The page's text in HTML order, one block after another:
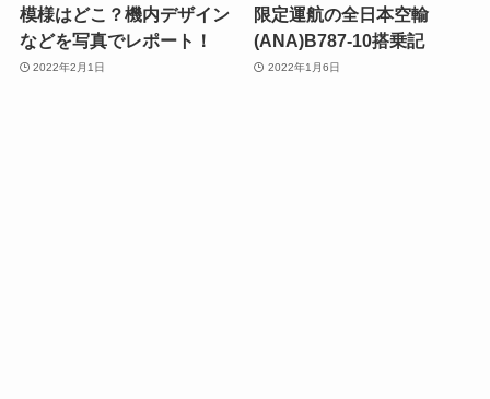
模様はどこ？機内デザイン
などを写真でレポート！
2022年2月1日
限定運航の全日本空輸
(ANA)B787-10搭乗記
2022年1月6日